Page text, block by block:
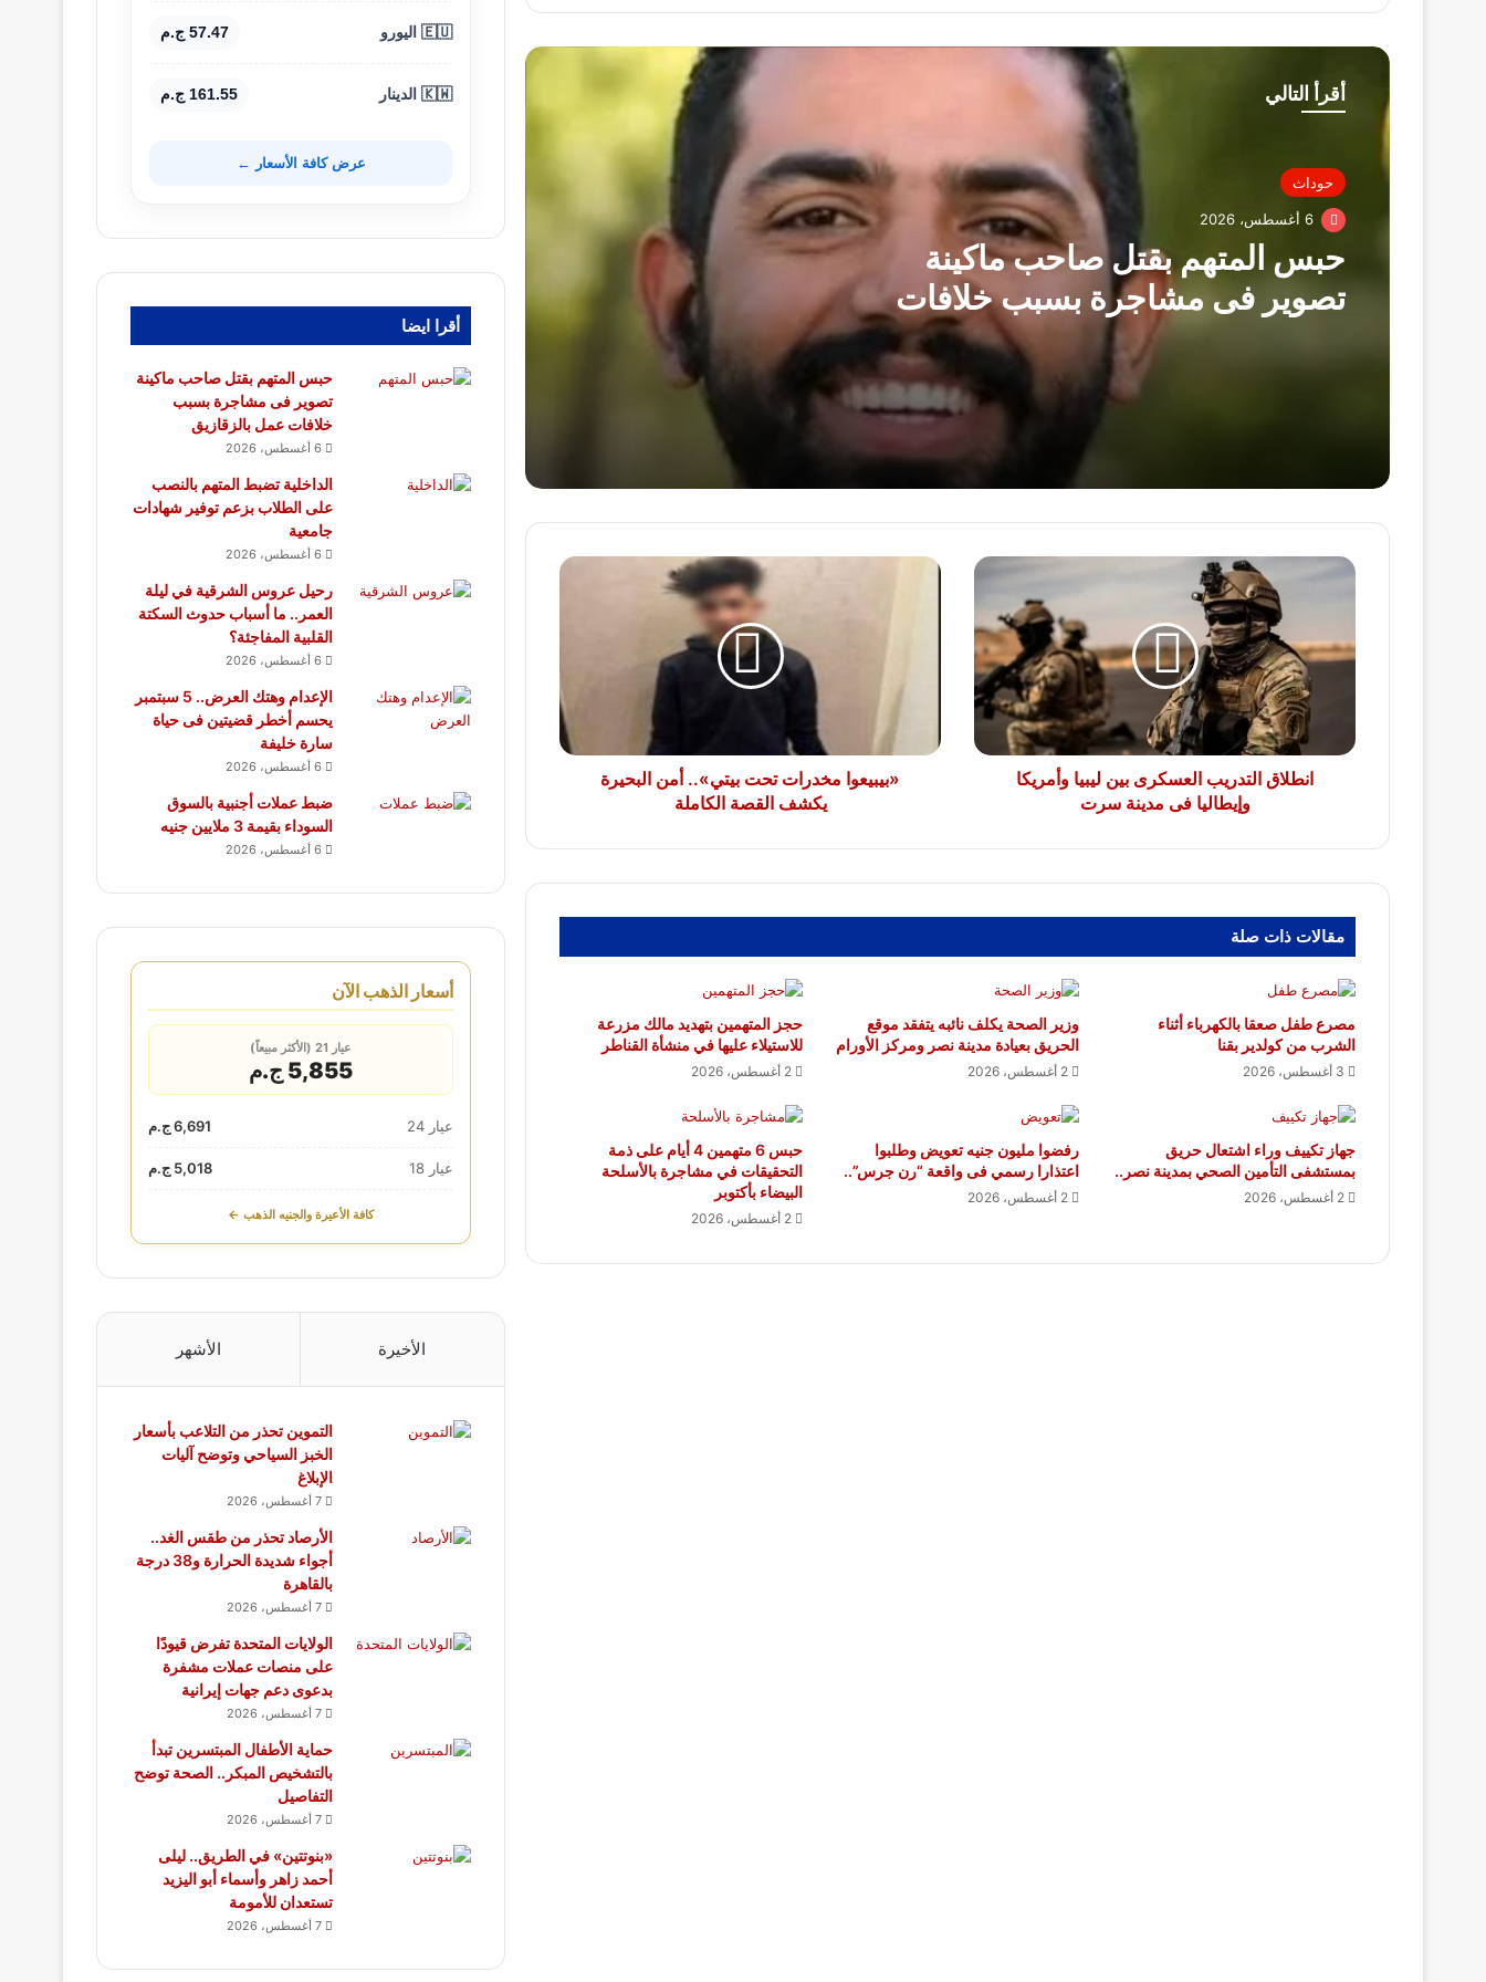
أقرأ التالي
حوداث
6 أغسطس، 2026
حبس المتهم بقتل صاحب ماكينة
تصوير فى مشاجرة بسبب خلافات
عمل بالزقازيق
الإعدام وهتك العرض.. 5 سبتمبر يحسم
أخطر قضيتين فى حياة سارة خليفة
ملايين جنيه
نجاح قضائى يرسخ مبدأ حماية الأطفال داخل
المؤسسات التعليمية.. عن “برلماني”
انتشال جثة غريق مجهول الهوية من نهر
النيل بمركز المراغة فى سوهاج
تفاصيل إحالة منتحل صفة قاضٍ للمحاكمة
مصرع شخص وإصابة 9 آخرين فى انقلاب
سيارة ربع نقل بالطريق الأوسطى
ضبط قاتل جاره بسبب خلافات الجيرة
بالبيطاش الإسكندرية
انطلاق
ليبيا
مدينة
انطلاق التدريب العسكرى بين ليبيا وأمريكا
وإيطاليا فى مدينة سرت
«بيبيعوا
الكاملة
«بيبيعوا مخدرات تحت بيتي».. أمن البحيرة
يكشف القصة الكاملة
مقالات ذات صلة
مصرع طفل صعقا بالكهرباء أثناء
الشرب من كولدير بقنا
3 أغسطس، 2026
وزير الصحة يكلف نائبه يتفقد موقع
الحريق بعيادة مدينة نصر ومركز الأورام
2 أغسطس، 2026
حجز المتهمين بتهديد مالك مزرعة
للاستيلاء عليها في منشأة القناطر
2 أغسطس، 2026
جهاز تكييف وراء اشتعال حريق
بمستشفى التأمين الصحي بمدينة نصر..
2 أغسطس، 2026
رفضوا مليون جنيه تعويض وطلبوا
اعتذارا رسمي فى واقعة “رن جرس”..
2 أغسطس، 2026
حبس 6 متهمين 4 أيام على ذمة
التحقيقات في مشاجرة بالأسلحة
البيضاء بأكتوبر
2 أغسطس، 2026
🇪🇺 اليورو 57.47 ج.م
🇰🇼 الدينار 161.55 ج.م
عرض كافة الأسعار ←
أقرا ايضا
حبس المتهم بقتل صاحب ماكينة
تصوير فى مشاجرة بسبب
خلافات عمل بالزقازيق
6 أغسطس، 2026
الداخلية تضبط المتهم بالنصب
على الطلاب بزعم توفير شهادات
جامعية
6 أغسطس، 2026
رحيل عروس الشرقية في ليلة
العمر.. ما أسباب حدوث السكتة
القلبية المفاجئة؟
6 أغسطس، 2026
الإعدام وهتك العرض.. 5 سبتمبر
يحسم أخطر قضيتين فى حياة
سارة خليفة
6 أغسطس، 2026
ضبط عملات أجنبية بالسوق
السوداء بقيمة 3 ملايين جنيه
6 أغسطس، 2026
أسعار الذهب الآن
عيار 21 (الأكثر مبيعاً)
5,855 ج.م
عيار 24 6,691 ج.م
عيار 18 5,018 ج.م
كافة الأعيرة والجنيه الذهب ←
الأخيرة الأشهر
التموين تحذر من التلاعب بأسعار
الخبز السياحي وتوضح آليات
الإبلاغ
7 أغسطس، 2026
الأرصاد تحذر من طقس الغد..
أجواء شديدة الحرارة و38 درجة
بالقاهرة
7 أغسطس، 2026
الولايات المتحدة تفرض قيودًا
على منصات عملات مشفرة
بدعوى دعم جهات إيرانية
7 أغسطس، 2026
حماية الأطفال المبتسرين تبدأ
بالتشخيص المبكر.. الصحة توضح
التفاصيل
7 أغسطس، 2026
«بنوتتين» في الطريق.. ليلى
أحمد زاهر وأسماء أبو اليزيد
تستعدان للأمومة
7 أغسطس، 2026